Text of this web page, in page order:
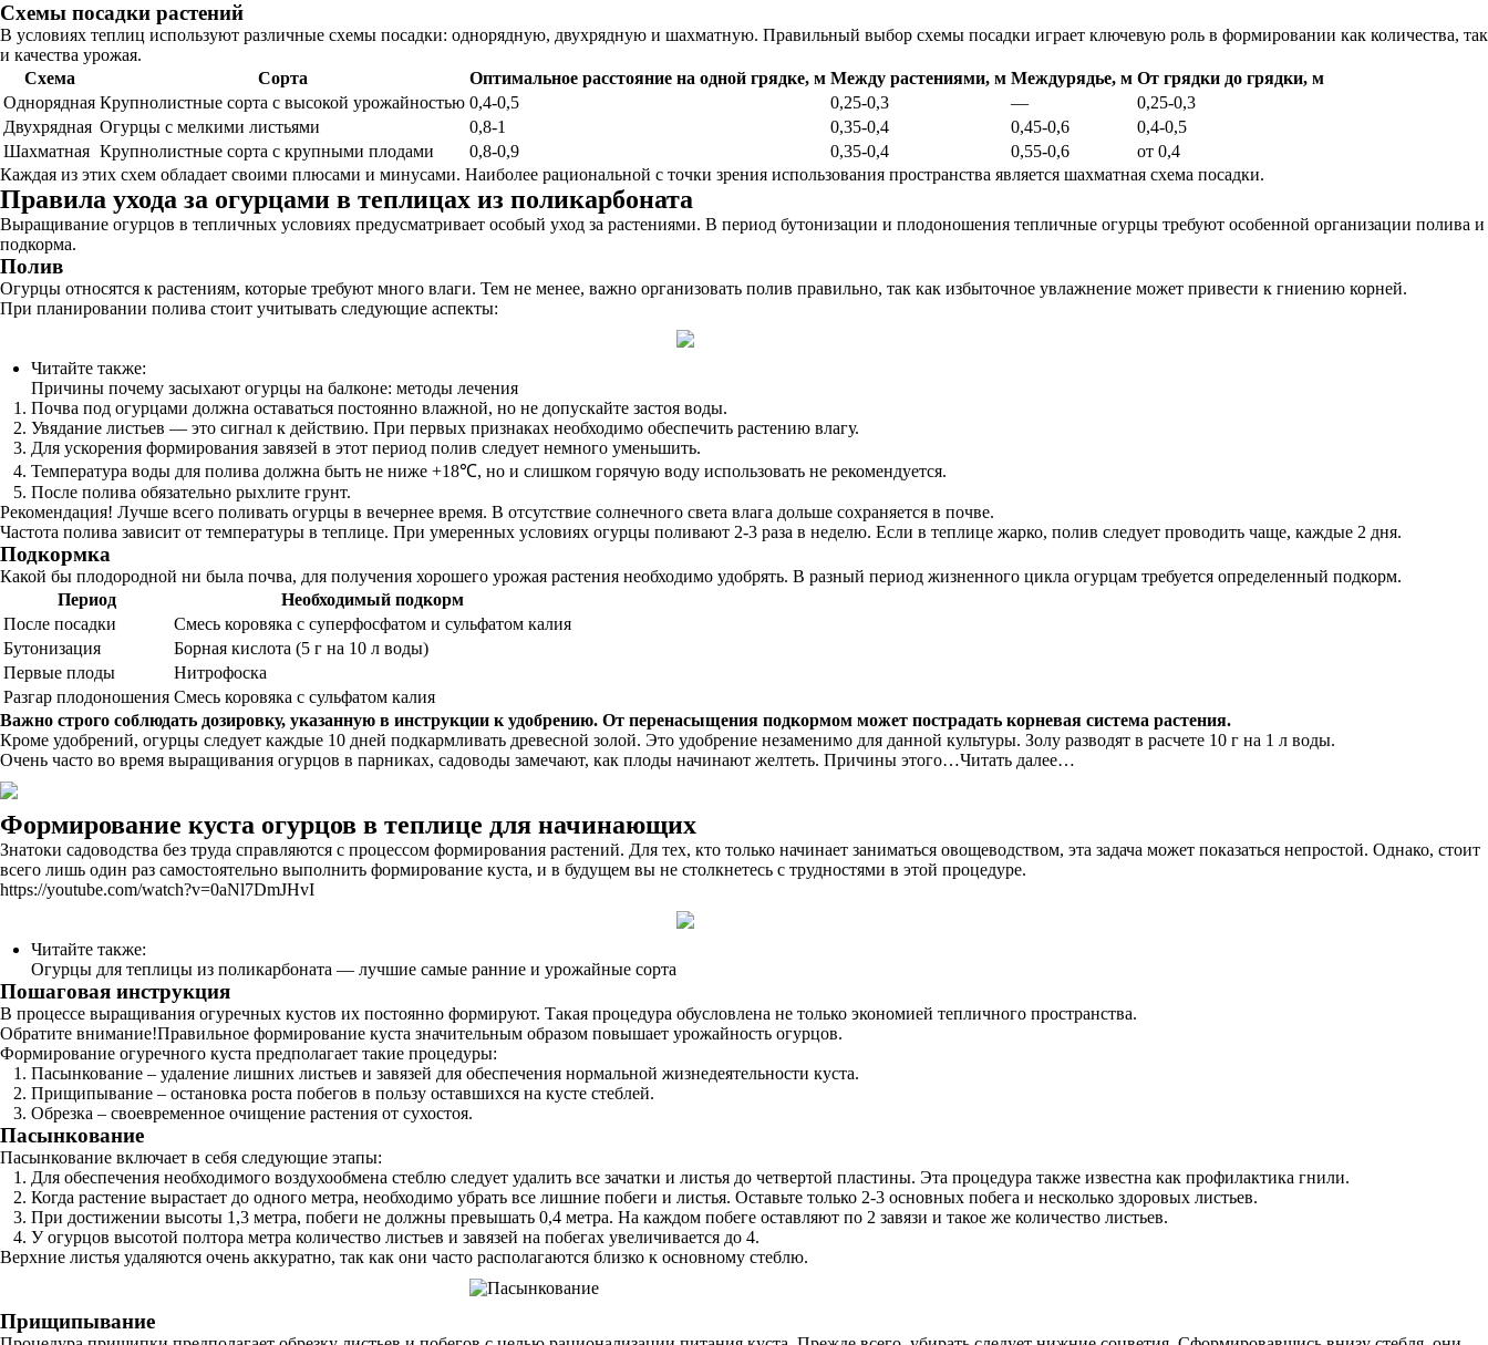
Схемы посадки растений
В условиях теплиц используют различные схемы посадки: однорядную, двухрядную и шахматную. Правильный выбор схемы посадки играет ключевую роль в формировании как количества, так
и качества урожая.
Схема
Сорта Оптимальное расстояние на одной грядке, м Между растениями, м Междурядье, м От грядки до грядки, м
Однорядная Крупнолистные сорта с высокой урожайностью 0,4-0,5 0,25-0,3 —
0,25-0,3
Двухрядная Огурцы с мелкими листьями 0,8-1 0,35-0,4 0,45-0,6
0,4-0,5
Шахматная Крупнолистные сорта с крупными плодами 0,8-0,9 0,35-0,4 0,55-0,6
от 0,4
Каждая из этих схем обладает своими плюсами и минусами. Наиболее рациональной с точки зрения использования пространства является шахматная схема посадки.
Правила ухода за огурцами в теплицах из поликарбоната
Выращивание огурцов в тепличных условиях предусматривает особый уход за растениями. В период бутонизации и плодоношения тепличные огурцы требуют особенной организации полива и
подкорма.
Полив
Огурцы относятся к растениям, которые требуют много влаги. Тем не менее, важно организовать полив правильно, так как избыточное увлажнение может привести к гниению корней.
При планировании полива стоит учитывать следующие аспекты:
Читайте также:
Причины почему засыхают огурцы на балконе: методы лечения
Почва под огурцами должна оставаться постоянно влажной, но не допускайте застоя воды.
Увядание листьев — это сигнал к действию. При первых признаках необходимо обеспечить растению влагу.
Для ускорения формирования завязей в этот период полив следует немного уменьшить.
Температура воды для полива должна быть не ниже +18℃, но и слишком горячую воду использовать не рекомендуется.
После полива обязательно рыхлите грунт.
Рекомендация! Лучше всего поливать огурцы в вечернее время. В отсутствие солнечного света влага дольше сохраняется в почве.
Частота полива зависит от температуры в теплице. При умеренных условиях огурцы поливают 2-3 раза в неделю. Если в теплице жарко, полив следует проводить чаще, каждые 2 дня.
Подкормка
Какой бы плодородной ни была почва, для получения хорошего урожая растения необходимо удобрять. В разный период жизненного цикла огурцам требуется определенный подкорм.
Период
Необходимый подкорм
После посадки
Смесь коровяка с суперфосфатом и сульфатом калия
Бутонизация
Борная кислота (5 г на 10 л воды)
Первые плоды
Нитрофоска
Разгар плодоношения Смесь коровяка с сульфатом калия
Важно строго соблюдать дозировку, указанную в инструкции к удобрению. От перенасыщения подкормом может пострадать корневая система растения.
Кроме удобрений, огурцы следует каждые 10 дней подкармливать древесной золой. Это удобрение незаменимо для данной культуры. Золу разводят в расчете 10 г на 1 л воды.
Очень часто во время выращивания огурцов в парниках, садоводы замечают, как плоды начинают желтеть. Причины этого…Читать далее…
Формирование куста огурцов в теплице для начинающих
Знатоки садоводства без труда справляются с процессом формирования растений. Для тех, кто только начинает заниматься овощеводством, эта задача может показаться непростой. Однако, стоит
всего лишь один раз самостоятельно выполнить формирование куста, и в будущем вы не столкнетесь с трудностями в этой процедуре.
https://youtube.com/watch?v=0aNl7DmJHvI
Читайте также:
Огурцы для теплицы из поликарбоната — лучшие самые ранние и урожайные сорта
Пошаговая инструкция
В процессе выращивания огуречных кустов их постоянно формируют. Такая процедура обусловлена не только экономией тепличного пространства.
Обратите внимание!Правильное формирование куста значительным образом повышает урожайность огурцов.
Формирование огуречного куста предполагает такие процедуры:
Пасынкование – удаление лишних листьев и завязей для обеспечения нормальной жизнедеятельности куста.
Прищипывание – остановка роста побегов в пользу оставшихся на кусте стеблей.
Обрезка – своевременное очищение растения от сухостоя.
Пасынкование
Пасынкование включает в себя следующие этапы:
Для обеспечения необходимого воздухообмена стеблю следует удалить все зачатки и листья до четвертой пластины. Эта процедура также известна как профилактика гнили.
Когда растение вырастает до одного метра, необходимо убрать все лишние побеги и листья. Оставьте только 2-3 основных побега и несколько здоровых листьев.
При достижении высоты 1,3 метра, побеги не должны превышать 0,4 метра. На каждом побеге оставляют по 2 завязи и такое же количество листьев.
У огурцов высотой полтора метра количество листьев и завязей на побегах увеличивается до 4.
Верхние листья удаляются очень аккуратно, так как они часто располагаются близко к основному стеблю.
Прищипывание